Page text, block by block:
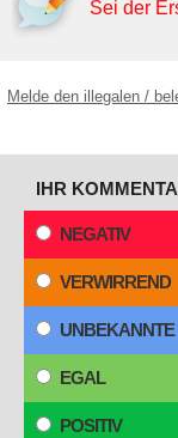
Sei der
Melde den illegalen /
IHR
NEGATIV
VERWIRREND
UNBEKANNTE
EGAL
POSITIV